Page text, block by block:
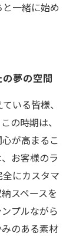
一緒に始め
夢の空間
いる皆様、
の時期は、
が高まるこ
お客様のラ
にカスタマ
スペースを
プルながら
のある素材